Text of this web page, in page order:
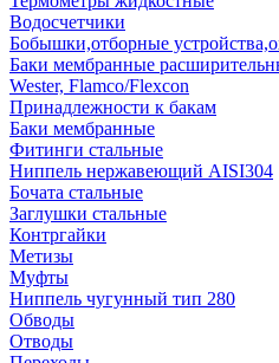
Водосчетчики
Бобышки,отборные
Баки мембранные
Wester, Flamco/Flexcon
Принадлежности к бакам
Баки мембранные
Фитинги стальные
Ниппель нержавеющий AISI304
Бочата стальные
Заглушки стальные
Контргайки
Метизы
Муфты
Ниппель чугунный тип 280
Обводы
Отводы